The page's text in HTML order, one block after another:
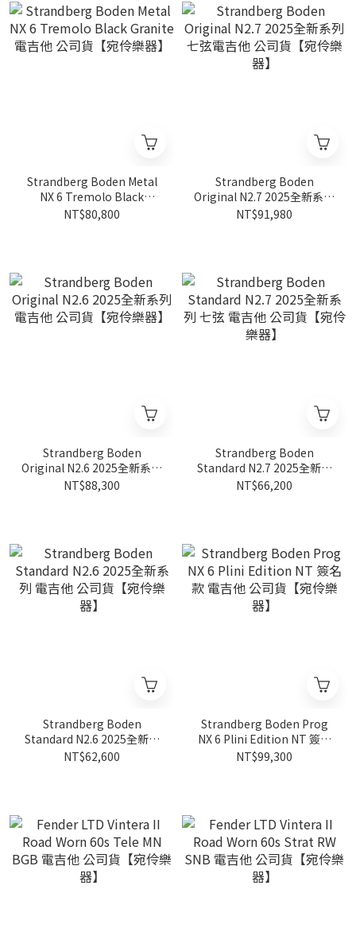
Strandberg Boden Metal
NX 6 Tremolo Black
Granite 電吉他 公司貨【宛
NT$80,800
Strandberg Boden
Original N2.7 2025全新系列
七弦電吉他 公司貨【宛伶樂
NT$91,980
Strandberg Boden
Original N2.6 2025全新系列
電吉他 公司貨【宛伶樂器】
NT$88,300
Strandberg Boden
Standard N2.7 2025全新系
列 七弦 電吉他 公司貨【宛伶
NT$66,200
Strandberg Boden
Standard N2.6 2025全新系
列 電吉他 公司貨【宛伶樂
NT$62,600
Strandberg Boden Prog
NX 6 Plini Edition NT 簽名
款 電吉他 公司貨【宛伶樂
NT$99,300